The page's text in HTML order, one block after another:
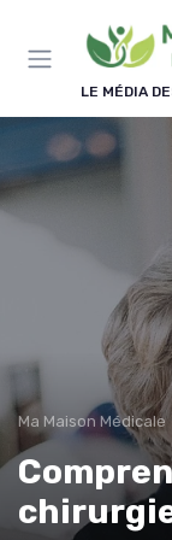
LE MÉDIA
Ma Maison Médicale
Bien
Les
financières